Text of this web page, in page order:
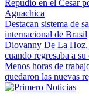
Repudio en el Cesar
Aguachica
Destacan sistema de
internacional de Brasil
Diovanny De La Hoz,
cuando regresaba a su
Menos horas de
quedaron las nuevas